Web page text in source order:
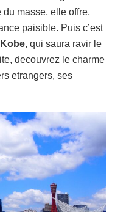
masse, elle offre,
paisible. Puis c’est
, qui saura ravir le
decouvrez le charme
etrangers, ses